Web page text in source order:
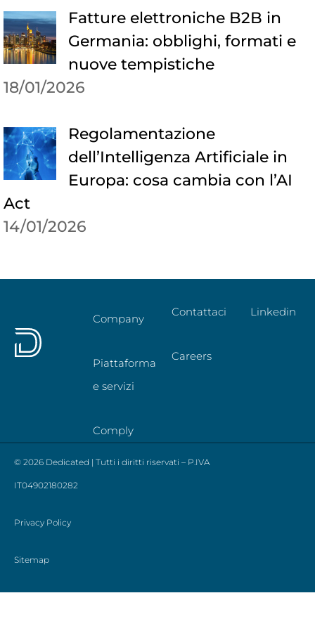
Fatture elettroniche B2B in
Germania: obblighi, formati e
nuove tempistiche
18/01/2026
Regolamentazione
dell’Intelligenza Artificiale in
Europa: cosa cambia con l’AI
Act
14/01/2026
Company
Piattaforma
e servizi
Comply
Contattaci
Careers
Linkedin
© 2026 Dedicated | Tutti i diritti riservati – P.IVA
IT04902180282
Privacy Policy
Sitemap